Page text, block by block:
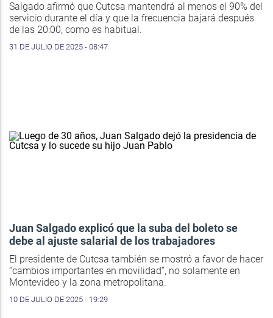
Salgado afirmó que Cutcsa mantendrá al menos el 90% del
servicio durante el día y que la frecuencia bajará después
de las 20:00, como es habitual.
31 DE JULIO DE 2025 - 08:47
Juan Salgado explicó que la suba del boleto se
debe al ajuste salarial de los trabajadores
El presidente de Cutcsa también se mostró a favor de hacer
“cambios importantes en movilidad”, no solamente en
Montevideo y la zona metropolitana.
10 DE JULIO DE 2025 - 19:29